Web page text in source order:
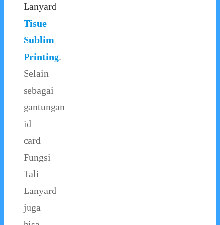
Lanyard
Tisue
Sublim
Printing.
Selain
sebagai
gantungan
id
card
Fungsi
Tali
Lanyard
juga